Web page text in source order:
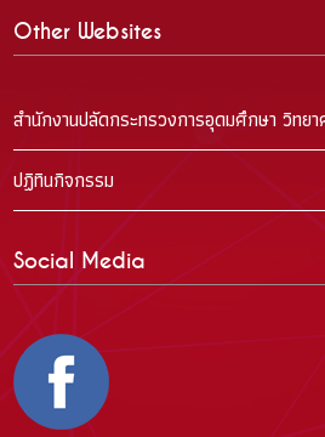
Other Websites
สำนักงานปลัดกระทรวงการอุดมศึกษา วิทย
ปฏิทินกิจกรรม
Social Media